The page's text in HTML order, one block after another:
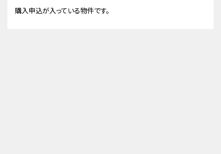
購入申込が入っている物件です。